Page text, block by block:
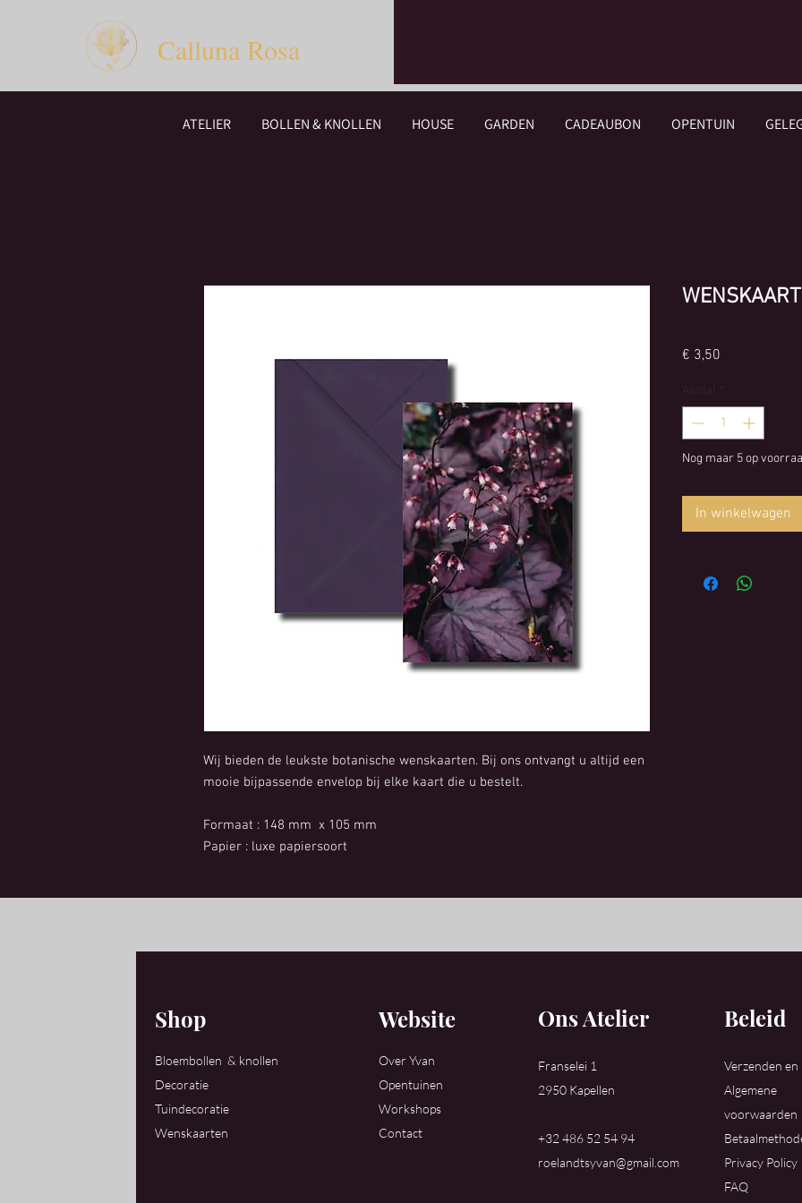
Calluna Rosa
ATELIER BOLLEN & KNOLLEN HOUSE GARDEN CADEAUBON OPENTUIN
Wij bieden de leukste botanische wenskaarten. Bij ons ontvangt u altijd een
mooie bijpassende envelop bij elke kaart die u bestelt.
Formaat : 148 mm x 105 mm
Papier : luxe papiersoort
€ 3,50
*
Nog maar 5 op
In winkelwagen
Shop
Bloembollen & knollen
Decoratie
Tuindecoratie
Wenskaarten
Website
Over Yvan
Opentuinen
Workshops
Contact
Ons Atelier
Franselei 1
2950 Kapellen
+32 486 52 54 94
roelandtsyvan@gmail.com
Beleid
Verzenden
Algemene
voorwaarden
Privacy Policy
FAQ